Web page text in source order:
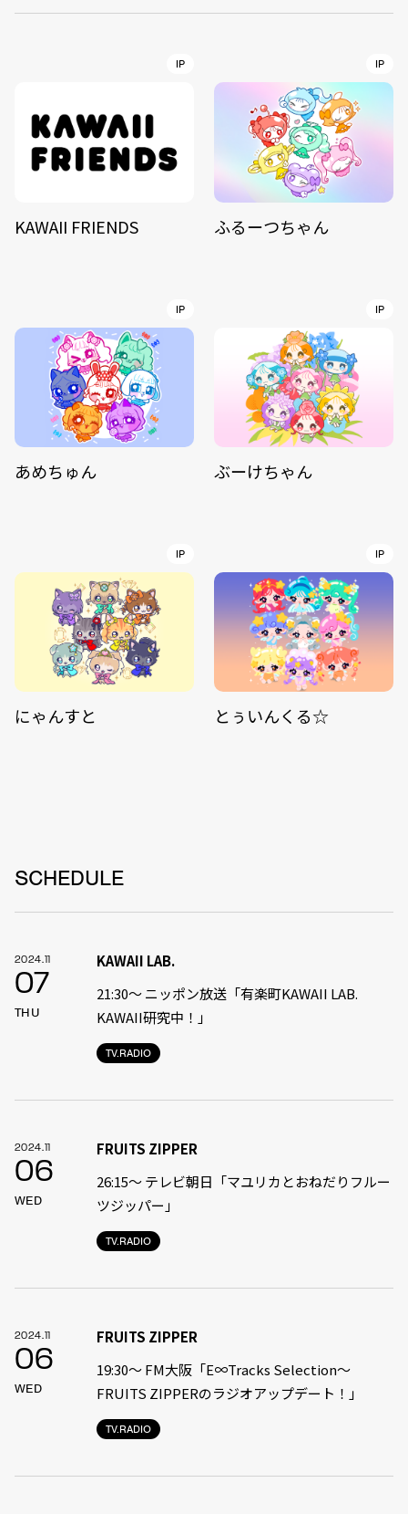
IP
KAWAII FRIENDS
IP
ふるーつちゃん
IP
あめちゅん
IP
ぶーけちゃん
IP
にゃんすと
IP
とぅいんくる☆
SCHEDULE
2024.11
07
THU
TV.RADIO
KAWAII LAB.
21:30〜 ニッポン放送「有楽町KAWAII LAB.
KAWAII研究中！」
2024.11
06
WED
TV.RADIO
FRUITS ZIPPER
26:15～ テレビ朝日「マユリカとおねだりフルー
ツジッパー」
2024.11
06
WED
TV.RADIO
FRUITS ZIPPER
19:30〜 FM大阪「E∞Tracks Selection～
FRUITS ZIPPERのラジオアップデート！」